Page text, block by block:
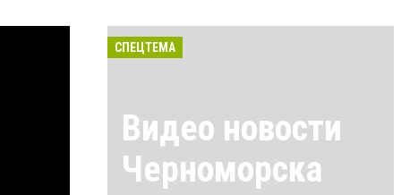
СПЕЦТЕМА
Видео новости
Черноморска